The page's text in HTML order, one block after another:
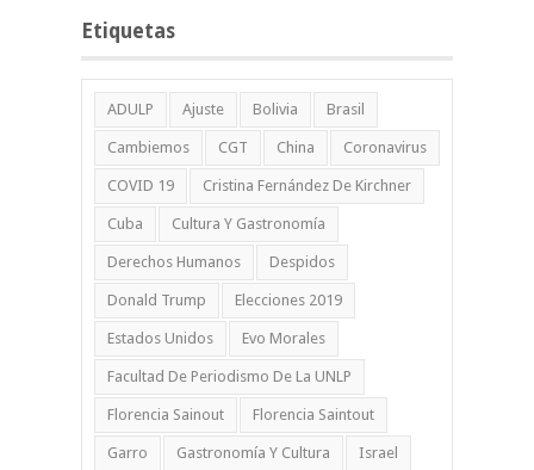
Etiquetas
ADULP Ajuste Bolivia Brasil
Cambiemos CGT China Coronavirus
COVID 19 Cristina Fernández De Kirchner
Cuba Cultura Y Gastronomía
Derechos Humanos Despidos
Donald Trump Elecciones 2019
Estados Unidos Evo Morales
Facultad De Periodismo De La UNLP
Florencia Sainout Florencia Saintout
Garro Gastronomía Y Cultura Israel